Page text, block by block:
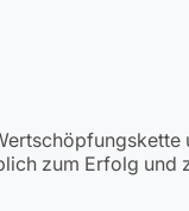
zum Erfolg und